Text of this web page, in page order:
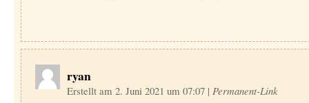
ryan
Erstellt am 2. Juni 2021 um 07:07 | Permanent-Link